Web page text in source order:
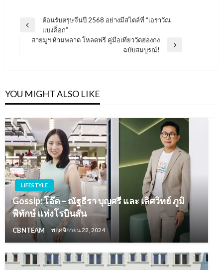
แนะแนว
เรื่อง
Previous
Post
ต้อนรับตรุษจีนปี 2568 อย่างมีสไตล์ที่ “เอราวัณ
แบงค็อก”
สายมูฯ ห้ามพลาด โหลดฟรี คู่มือเที่ยววัดฮ่องกง
ฉบับสมบูรณ์!
YOU MIGHT ALSO LIKE
LIFESTYLE
Gossip: โอ๊ด – ณัฐธีรา บุญศรี และ เลิศวิทย์ ภูมิ
พิทักษ์ แห่งโรบินสัน
CBNTEAM พฤศจิกายน 22, 2024